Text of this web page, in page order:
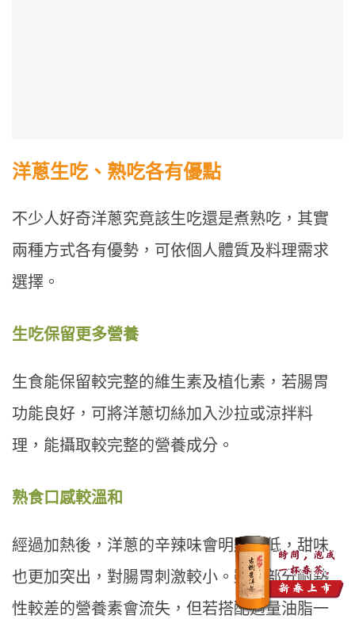
洋蔥生吃、熟吃各有優點
不少人好奇洋蔥究竟該生吃還是煮熟吃，其實
兩種方式各有優勢，可依個人體質及料理需求
選擇。
生吃保留更多營養
生食能保留較完整的維生素及植化素，若腸胃
功能良好，可將洋蔥切絲加入沙拉或涼拌料
理，能攝取較完整的營養成分。
熟食口感較溫和
經過加熱後，洋蔥的辛辣味會明顯降低，甜味
也更加突出，對腸胃刺激較小。雖然部分耐熱
性較差的營養素會流失，但若搭配適量油脂一